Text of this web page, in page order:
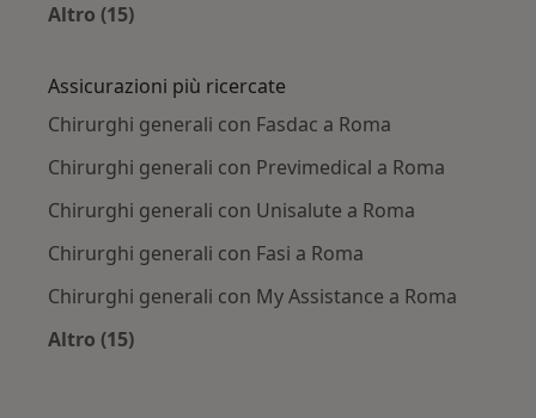
Altro (15)
Assicurazioni più ricercate
Chirurghi generali con Fasdac a Roma
Chirurghi generali con Previmedical a Roma
Chirurghi generali con Unisalute a Roma
Chirurghi generali con Fasi a Roma
Chirurghi generali con My Assistance a Roma
Altro (15)